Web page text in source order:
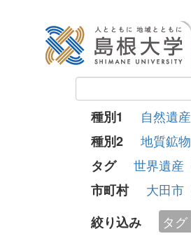
種別1 自然遺産
種別2 地質鉱物
タグ
世界遺産
市町村
大田市
絞り込み タグ